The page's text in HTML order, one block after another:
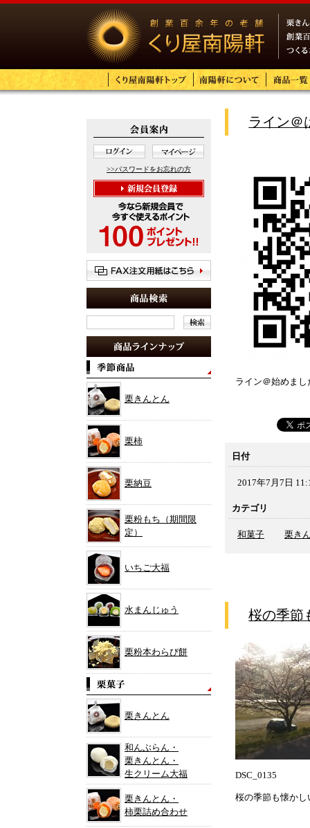
>>パスワードをお忘れの方
栗きんとん
栗柿
栗納豆
栗粉もち（期間限
定）
いちご大福
水まんじゅう
栗粉本わらび餅
栗きんとん
和んぶらん・
栗きんとん・
生クリーム大福
栗きんとん・
柿栗詰め合わせ
ライン＠
ライン＠始めま
日付
2017年7月7日
カテゴリ
和菓子 栗き
桜の季節
DSC_0135
桜の季節も懐かし